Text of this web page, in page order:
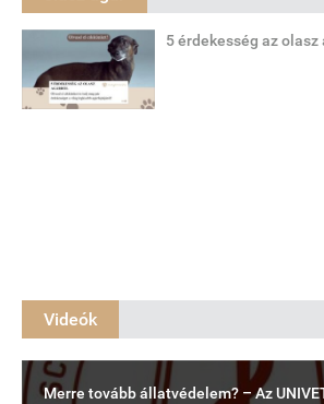
5 érdekesség az olasz
Videók
Merre tovább állatvédelem? – Az